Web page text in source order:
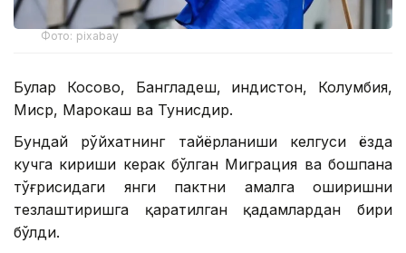
Фото: pixabay
Булар Косово, Бангладеш, Ҳиндистон, Колумбия,
Миср, Марокаш ва Тунисдир.
Бундай рўйхатнинг тайёрланиши келгуси ёзда
кучга кириши керак бўлган Миграция ва бошпана
тўғрисидаги янги пактни амалга оширишни
тезлаштиришга қаратилган қадамлардан бири
бўлди.